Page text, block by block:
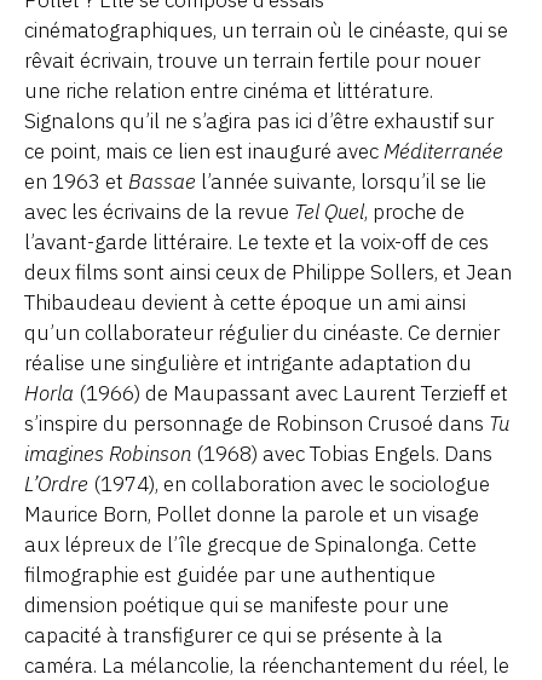
cinématographiques, un terrain où le cinéaste, qui se
rêvait écrivain, trouve un terrain fertile pour nouer
une riche relation entre cinéma et littérature.
Signalons qu’il ne s’agira pas ici d’être exhaustif sur
ce point, mais ce lien est inauguré avecMéditerranée
en 1963 et Bassae l’année suivante, lorsqu’il se lie
avec les écrivains de la revue Tel Quel, proche de
l’avant-garde littéraire. Le texte et la voix-off de ces
deux films sont ainsi ceux de Philippe Sollers, et Jean
Thibaudeau devient à cette époque un ami ainsi
qu’un collaborateur régulier du cinéaste. Ce dernier
réalise une singulière et intrigante adaptation du
Horla (1966) de Maupassant avec Laurent Terzieff et
s’inspire du personnage de Robinson Crusoé dans Tu
imagines Robinson (1968) avec Tobias Engels. Dans
L’Ordre (1974), en collaboration avec le sociologue
Maurice Born, Pollet donne la parole et un visage
aux lépreux de l’île grecque de Spinalonga. Cette
filmographie est guidée par une authentique
dimension poétique qui se manifeste pour une
capacité à transfigurer ce qui se présente à la
caméra. La mélancolie, la réenchantement du réel, le